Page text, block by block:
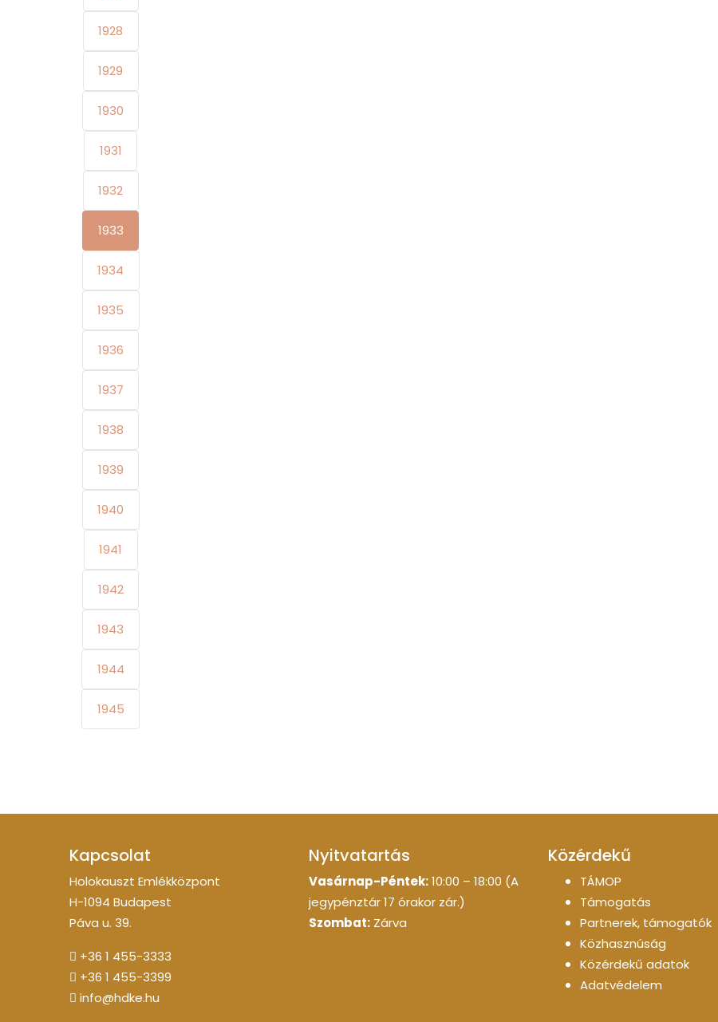
1928
1929
1930
1931
1932
1933
1934
1935
1936
1937
1938
1939
1940
1941
1942
1943
1944
1945
Kapcsolat
Holokauszt Emlékközpont
H-1094 Budapest
Páva u. 39.
+36 1 455-3333
+36 1 455-3399
info@hdke.hu
Nyitvatartás
Vasárnap-Péntek:10:00 – 18:00 (A
jegypénztár 17 órakor zár.)
Szombat: Zárva
Közérdekű
TÁMOP
Támogatás
Partnerek, támogatók
Közhasznúság
Közérdekű adatok
Adatvédelem